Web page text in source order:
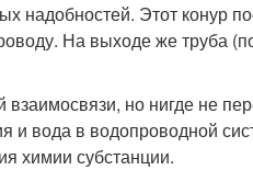
надобностей. Этот конур
На выходе же труба
но нигде не
и вода в водопроводной
химии субстанции.